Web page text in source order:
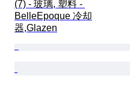
(7) - 玻璃, 塑料 -
BelleEpoque 冷却
器,Glazen